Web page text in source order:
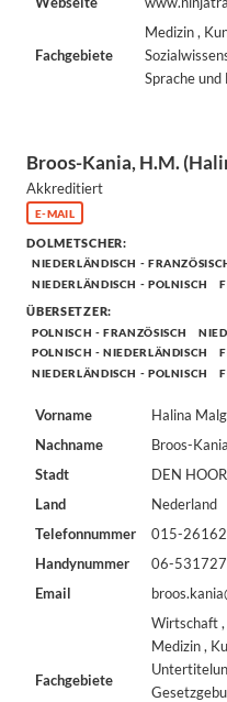
Fachgebiete
Medizin ,
Sprache
Broos-Kania, H.M.
Akkreditiert
E-MAIL
DOLMETSCHER:
NIEDERLÄNDISCH -
NIEDERLÄNDISCH - POLNISCH
ÜBERSETZER:
POLNISCH - FRANZÖSISCH
POLNISCH - NIEDERLÄNDISCH
NIEDERLÄNDISCH - POLNISCH
Vorname
Halina
Nachname
Broos-Kania
Stadt
DEN
Land
Nederland
Telefonnummer
015-
Handynummer
06-
Email
Fachgebiete
Wirtschaft ,
Medizin ,